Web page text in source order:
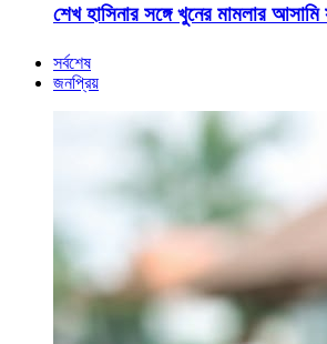
শেখ হাসিনার সঙ্গে খুনের মামলার
সর্বশেষ
জনপ্রিয়